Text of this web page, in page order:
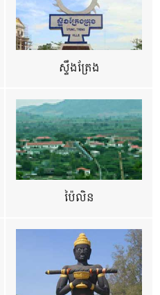
ស្ទឹងត្រែង
ប៉ៃលិន